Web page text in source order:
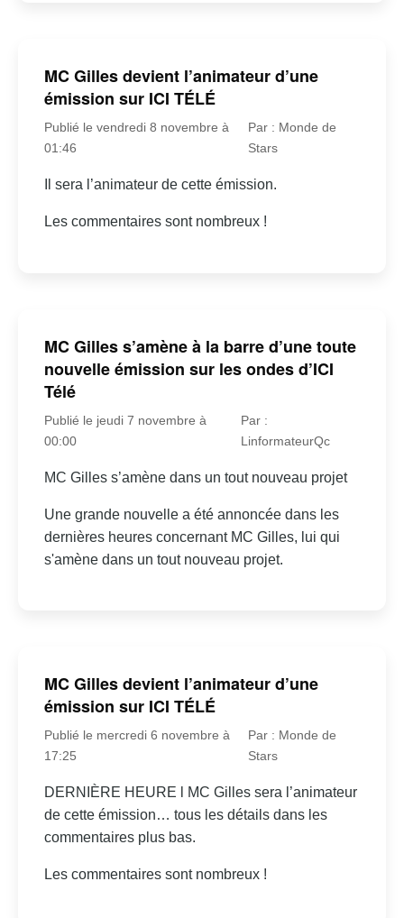
MC Gilles devient l’animateur d’une
émission sur ICI TÉLÉ
Publié le vendredi 8 novembre à
01:46
Par : Monde de
Stars
Il sera l’animateur de cette émission.
Les commentaires sont nombreux !
MC Gilles s’amène à la barre d’une toute
nouvelle émission sur les ondes d’ICI
Télé
Publié le jeudi 7 novembre à
00:00
Par :
LinformateurQc
MC Gilles s’amène dans un tout nouveau projet
Une grande nouvelle a été annoncée dans les
dernières heures concernant MC Gilles, lui qui
s'amène dans un tout nouveau projet.
MC Gilles devient l’animateur d’une
émission sur ICI TÉLÉ
Publié le mercredi 6 novembre à
17:25
Par : Monde de
Stars
DERNIÈRE HEURE l MC Gilles sera l’animateur
de cette émission… tous les détails dans les
commentaires plus bas.
Les commentaires sont nombreux !